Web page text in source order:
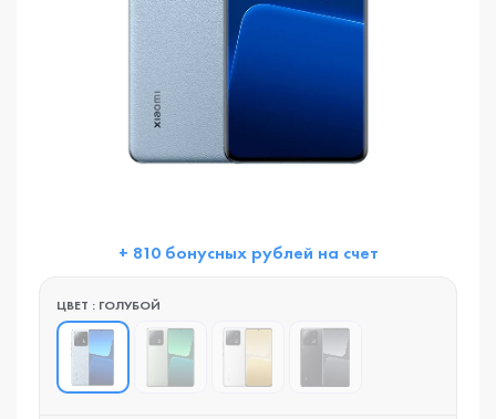
+ 810 бонусных рублей на счет
ЦВЕТ : ГОЛУБОЙ